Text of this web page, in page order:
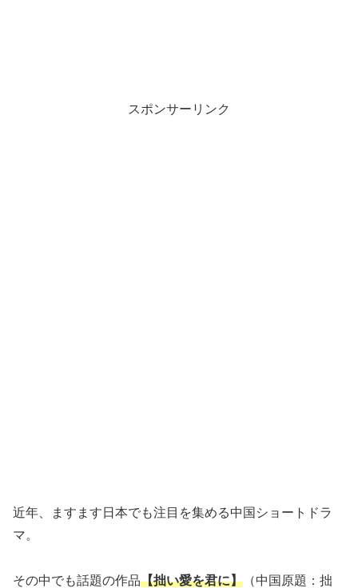
スポンサーリンク
近年、ますます日本でも注目を集める中国ショートドラ
マ。
その中でも話題の作品【拙い愛を君に】 （中国原題：拙